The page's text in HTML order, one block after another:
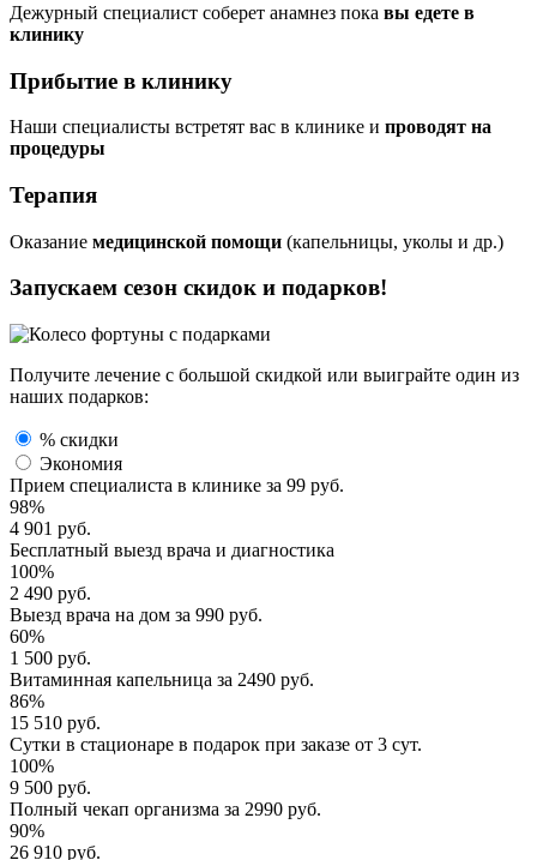
Дежурный специалист соберет анамнез пока вы едете в
клинику
Прибытие в клинику
Наши специалисты встретят вас в клинике и проводят на
процедуры
Терапия
Оказание медицинской помощи (капельницы, уколы и др.)
Запускаем сезон скидок и подарков!
Получите лечение с большой скидкой или выиграйте один из
наших подарков:
% скидки
Экономия
Прием специалиста в клинике за 99 руб.
98%
4 901 руб.
Бесплатный выезд врача и диагностика
100%
2 490 руб.
Выезд врача на дом за 990 руб.
60%
1 500 руб.
Витаминная капельница за 2490 руб.
86%
15 510 руб.
Сутки в стационаре в подарок при заказе от 3 сут.
100%
9 500 руб.
Полный чекап организма за 2990 руб.
90%
26 910 руб.